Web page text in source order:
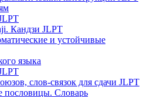
Кандзи JLPT
и устойчивые
языка
слов-связок для сдачи JLPT
пословицы. Словарь